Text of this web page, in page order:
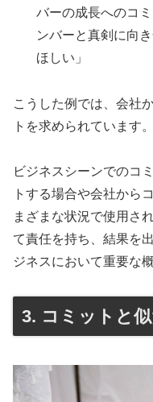
バーの成長へのコ
ンバーと真剣に向
ほしい」
こうした例では、会社
トを求められています。
ビジネスシーンでのコ
トする場合や会社から
まざまな状況で使用さ
て責任を持ち、結果を
ジネスにおいて重要な
3. コミットと